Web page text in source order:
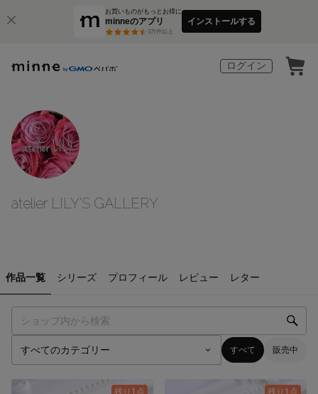
お買いものがもっとお得に
minneのアプリ
3万件以上
インストールする
ログイン
atelier LILY'S GALLERY
作品一覧 シリーズ プロフィール レビュー レター
すべて 販売中
残り1点 残り1点